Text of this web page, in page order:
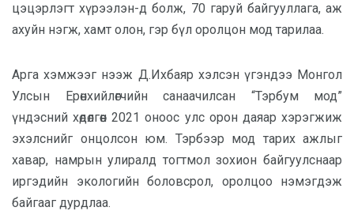
цэцэрлэгт хүрээлэн-д болж, 70 гаруй байгууллага, аж
ахуйн нэгж, хамт олон, гэр бүл оролцон мод тарилаа.
Арга хэмжээг нээж Д.Ихбаяр хэлсэн үгэндээ Монгол
Улсын Ерөнхийлөгчийн санаачилсан “Тэрбум мод”
үндэсний хөдөлгөөн 2021 оноос улс орон даяар хэрэгжиж
эхэлснийг онцолсон юм. Тэрбээр мод тарих ажлыг
хавар, намрын улиралд тогтмол зохион байгуулснаар
иргэдийн экологийн боловсрол, оролцоо нэмэгдэж
байгааг дурдлаа.